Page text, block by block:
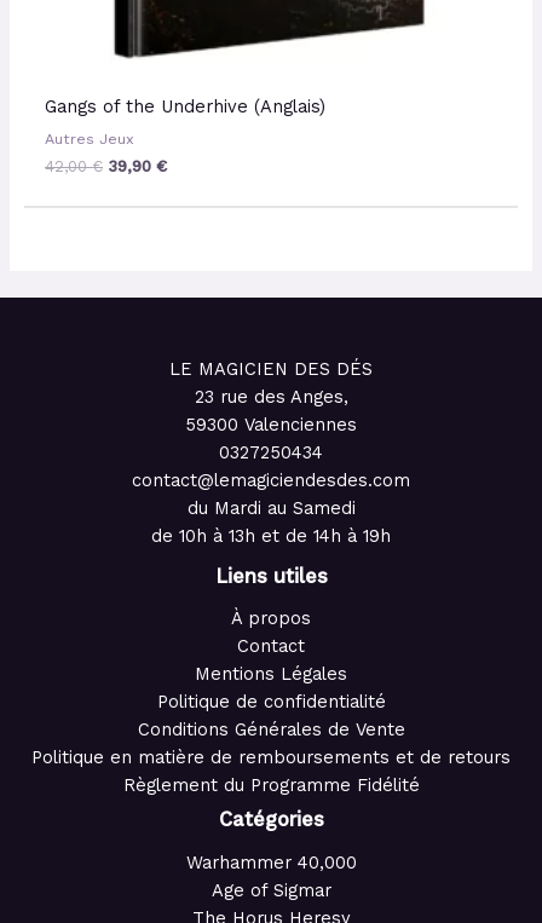
Gangs of the Underhive (Anglais)
Autres Jeux
42,00€ 39,90€
LE MAGICIEN DES DÉS
23 rue des Anges,
59300 Valenciennes
0327250434
contact@lemagiciendesdes.com
du Mardi au Samedi
de 10h à 13h et de 14h à 19h
Liens utiles
À propos
Contact
Mentions Légales
Politique de confidentialité
Conditions Générales de Vente
Politique en matière de remboursements et de retours
Règlement du Programme Fidélité
Catégories
Warhammer 40,000
Age of Sigmar
The Horus Heresy